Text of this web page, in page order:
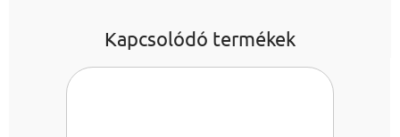
Kapcsolódó termékek